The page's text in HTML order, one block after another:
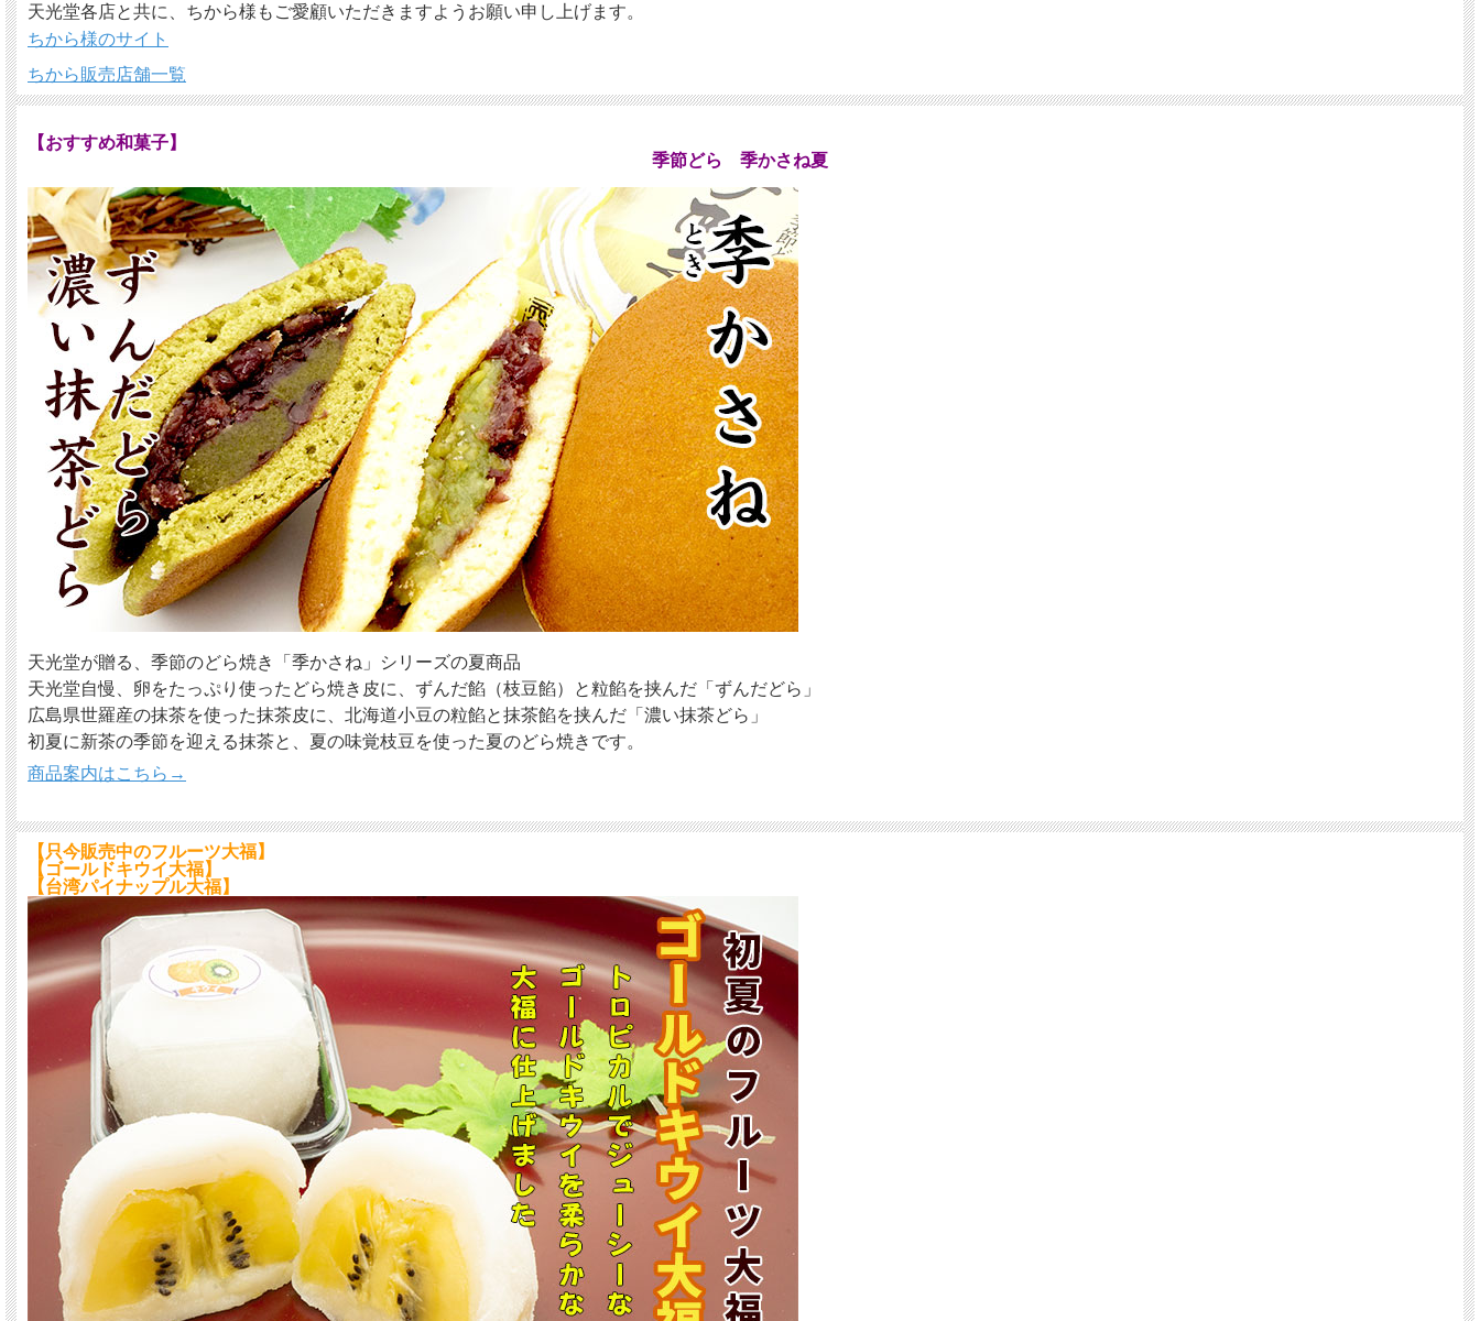
天光堂各店と共に、ちから様もご愛顧いただきますようお願い申し上げます。
ちから様のサイト
ちから販売店舗一覧
【おすすめ和菓子】
季節どら 季かさね夏
天光堂が贈る、季節のどら焼き「季かさね」シリーズの夏商品
天光堂自慢、卵をたっぷり使ったどら焼き皮に、ずんだ餡（枝豆餡）と粒餡を挟んだ「ずんだどら」
広島県世羅産の抹茶を使った抹茶皮に、北海道小豆の粒餡と抹茶餡を挟んだ「濃い抹茶どら」
初夏に新茶の季節を迎える抹茶と、夏の味覚枝豆を使った夏のどら焼きです。
商品案内はこちら→
【只今販売中のフルーツ大福】
【ゴールドキウイ大福】
【台湾パイナップル大福】